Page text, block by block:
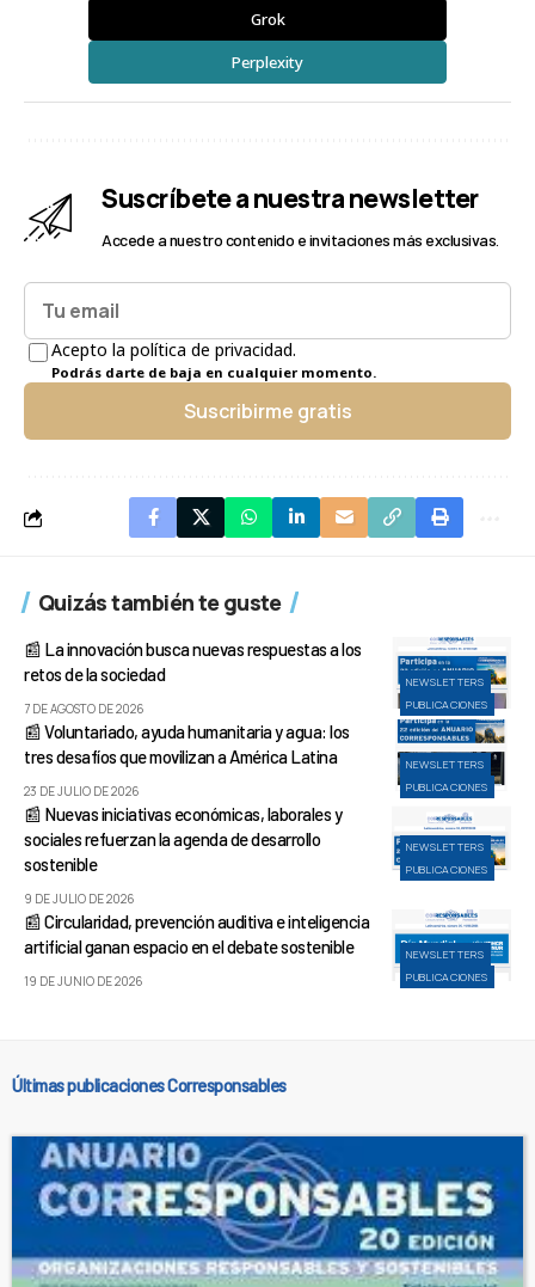
Grok
Perplexity
Suscríbete a nuestra newsletter
Accede a nuestro contenido e invitaciones más exclusivas.
Acepto la política de privacidad.
Podrás darte de baja en cualquier momento.
Suscribirme gratis
Quizás también te guste
NEWSLETTERS
PUBLICACIONES
📰 La innovación busca nuevas respuestas a los
retos de la sociedad
7 DE AGOSTO DE 2026
NEWSLETTERS
PUBLICACIONES
📰 Voluntariado, ayuda humanitaria y agua: los
tres desafíos que movilizan a América Latina
23 DE JULIO DE 2026
NEWSLETTERS
PUBLICACIONES
📰 Nuevas iniciativas económicas, laborales y
sociales refuerzan la agenda de desarrollo
sostenible
9 DE JULIO DE 2026
NEWSLETTERS
PUBLICACIONES
📰 Circularidad, prevención auditiva e inteligencia
artificial ganan espacio en el debate sostenible
19 DE JUNIO DE 2026
Últimas publicaciones Corresponsables